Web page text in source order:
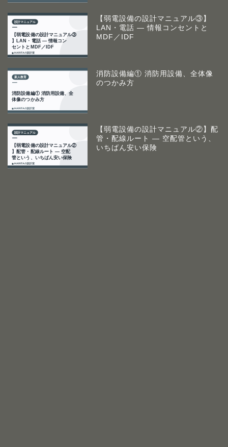
【弱電設備の設計マニュアル③】
LAN・電話 ― 情報コンセントと
MDF／IDF
消防設備編① 消防用設備、全体像
のつかみ方
【弱電設備の設計マニュアル②】配
管・配線ルート ― 空配管という、
いちばん安い保険